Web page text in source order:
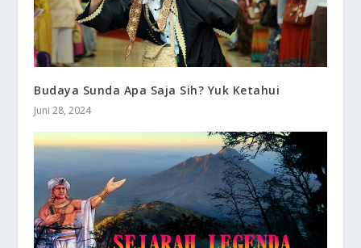
Budaya Sunda Apa Saja Sih? Yuk Ketahui
Juni 28, 2024